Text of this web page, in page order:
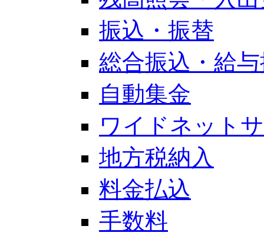
振込・振替
総合振込・給
自動集金
ワイドネット
地方税納入
料金払込
手数料